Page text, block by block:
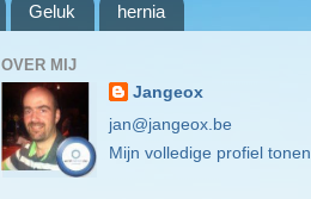
Geluk hernia
OVER MIJ
Jangeox
jan@jangeox.be
Mijn volledige profiel tonen